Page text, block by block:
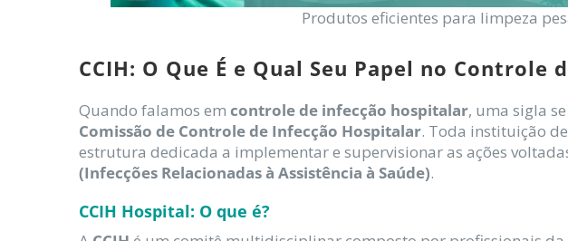
Produtos eficientes para limpeza
CCIH: O Que É e Qual Seu Papel no
Quando falamos em controle de infecção hospitalar, uma sigla
Comissão de Controle de Infecção Hospitalar. Toda instituição
estrutura dedicada a implementar e supervisionar as ações
(Infecções Relacionadas à Assistência à Saúde).
CCIH Hospital: O que é?